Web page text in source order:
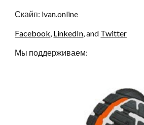
Скайп: ivan.online
Facebook, LinkedIn, and Twitter
Мы поддерживаем: